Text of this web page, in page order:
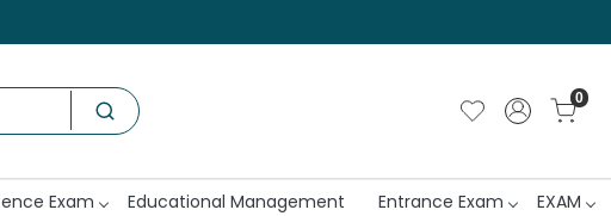
0
Exam Educational Management Entrance Exam
EXAM